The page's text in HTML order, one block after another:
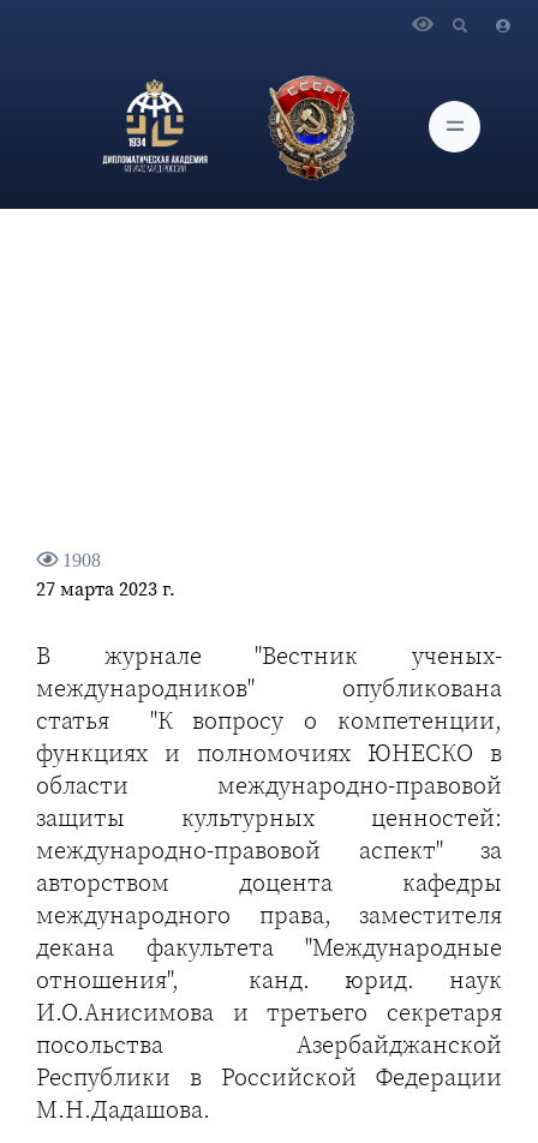
опубликована статья "К вопросу о компетенции, функциях и
полномочиях ЮНЕСКО в области международно-правовой
защиты культурных ценностей: международно-правовой
аспект" за авторством доцента кафедры международного
1908
27 марта 2023 г.
В журнале "Вестник ученых-
международников" опубликована
статья "К вопросу о компетенции,
функциях и полномочиях ЮНЕСКО в
области международно-правовой
защиты культурных ценностей:
международно-правовой аспект" за
авторством доцента кафедры
международного права, заместителя
декана факультета "Международные
отношения", канд. юрид. наук
И.О.Анисимова и третьего секретаря
посольства Азербайджанской
Республики в Российской Федерации
М.Н.Дадашова.